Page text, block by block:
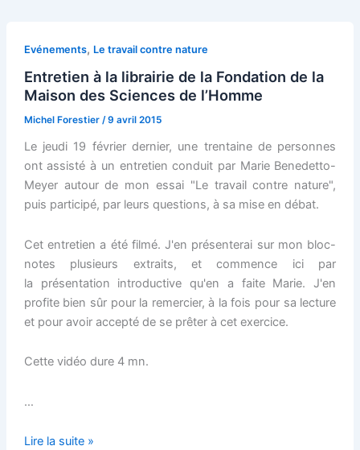
Evénements, Le travail contre nature
Entretien à la librairie de la Fondation de la
Maison des Sciences de l’Homme
Michel Forestier /9 avril 2015
Le jeudi 19 février dernier, une trentaine de personnes
ont assisté à un entretien conduit par Marie Benedetto-
Meyer autour de mon essai "Le travail contre nature",
puis participé, par leurs questions, à sa mise en débat.
Cet entretien a été filmé. J'en présenterai sur mon bloc-
notes plusieurs extraits, et commence ici par
la présentation introductive qu'en a faite Marie. J'en
profite bien sûr pour la remercier, à la fois pour sa lecture
et pour avoir accepté de se prêter à cet exercice.
Cette vidéo dure 4 mn.
…
Entretien
Lire la suite »